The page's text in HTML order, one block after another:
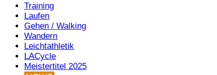
Training
Laufen
Gehen / Walking
Wandern
Leichtathletik
LACycle
Meistertitel 2025